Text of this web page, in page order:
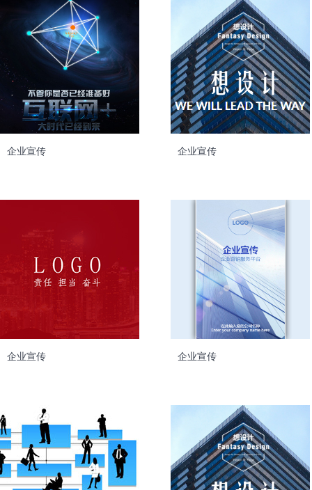
企业宣传 企业宣传
企业宣传 企业宣传